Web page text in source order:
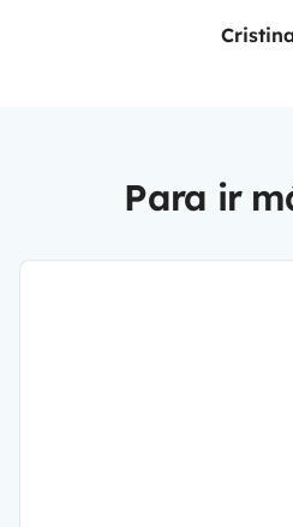
Para ir